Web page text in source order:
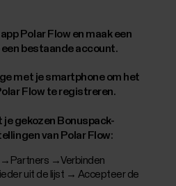
Polar Flow en maak een
een bestaande account.
met je smartphone om het
Flow te registreren.
je gekozen Bonuspack-
van Polar Flow:
→Partners →Verbinden
uit de lijst → Accepteer de